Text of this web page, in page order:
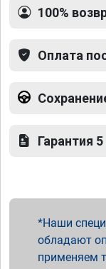
100%
Оплата
Гарантия
Наши
обладают
применяем